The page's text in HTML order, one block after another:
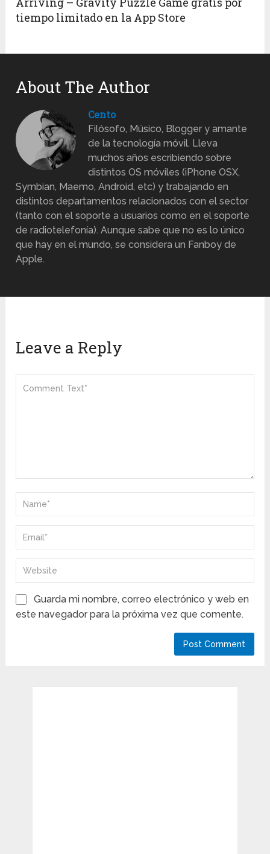
tiempo limitado en la App Store
About The Author
Cento
Filósofo, Músico, Blogger y amante
de la tecnología móvil. Lleva
muchos años escribiendo sobre
distintos OS móviles (iPhone OSX,
Symbian, Maemo, Android, etc) y trabajando en
distintos departamentos relacionados con el sector
(tanto con el soporte a usuarios como en el soporte
de radiotelefonía). Aunque sabe que no es lo único
que hay en el mundo, se considera un Fanboy de
Apple.
Leave a Reply
Guarda mi nombre, correo electrónico y web en
este navegador para la próxima vez que comente.